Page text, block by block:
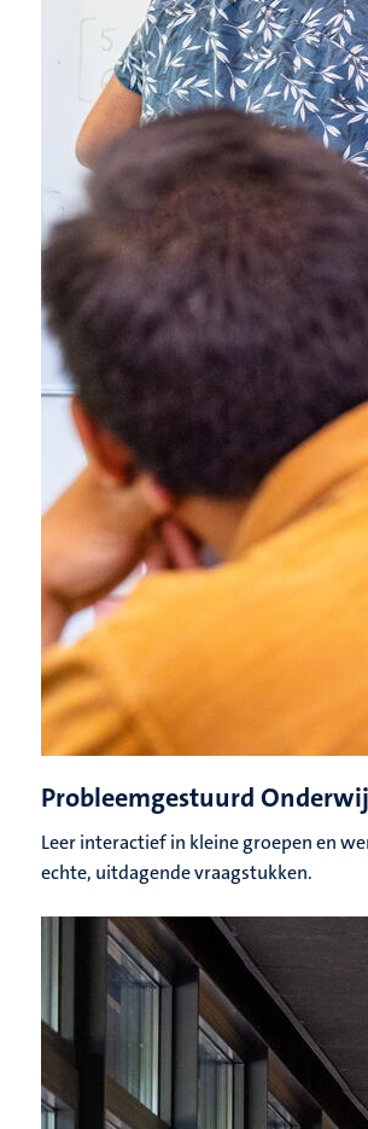
Probleemgestuurd
Leer interactief in kleine groepen en
echte, uitdagende vraagstukken.